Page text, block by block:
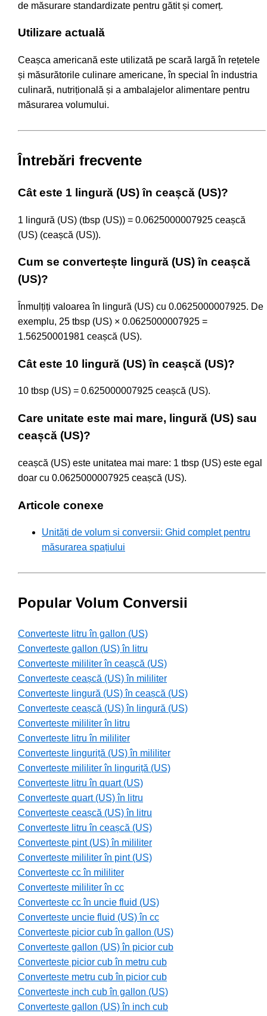
de măsurare standardizate pentru gătit și comerț.
Utilizare actuală
Ceașca americană este utilizată pe scară largă în rețetele
și măsurătorile culinare americane, în special în industria
culinară, nutrițională și a ambalajelor alimentare pentru
măsurarea volumului.
Întrebări frecvente
Cât este 1 lingură (US) în ceașcă (US)?
1 lingură (US) (tbsp (US)) = 0.0625000007925 ceașcă
(US) (ceașcă (US)).
Cum se convertește lingură (US) în ceașcă
(US)?
Înmulțiți valoarea în lingură (US) cu 0.0625000007925. De
exemplu, 25 tbsp (US) × 0.0625000007925 =
1.56250001981 ceașcă (US).
Cât este 10 lingură (US) în ceașcă (US)?
10 tbsp (US) = 0.625000007925 ceașcă (US).
Care unitate este mai mare, lingură (US) sau
ceașcă (US)?
ceașcă (US) este unitatea mai mare: 1 tbsp (US) este egal
doar cu 0.0625000007925 ceașcă (US).
Articole conexe
Unități de volum și conversii: Ghid complet pentru
măsurarea spațiului
Popular Volum Conversii
Converteste litru în gallon (US)
Converteste gallon (US) în litru
Converteste mililiter în ceașcă (US)
Converteste ceașcă (US) în mililiter
Converteste lingură (US) în ceașcă (US)
Converteste ceașcă (US) în lingură (US)
Converteste mililiter în litru
Converteste litru în mililiter
Converteste linguriță (US) în mililiter
Converteste mililiter în linguriță (US)
Converteste litru în quart (US)
Converteste quart (US) în litru
Converteste ceașcă (US) în litru
Converteste litru în ceașcă (US)
Converteste pint (US) în mililiter
Converteste mililiter în pint (US)
Converteste cc în mililiter
Converteste mililiter în cc
Converteste cc în uncie fluid (US)
Converteste uncie fluid (US) în cc
Converteste picior cub în gallon (US)
Converteste gallon (US) în picior cub
Converteste picior cub în metru cub
Converteste metru cub în picior cub
Converteste inch cub în gallon (US)
Converteste gallon (US) în inch cub